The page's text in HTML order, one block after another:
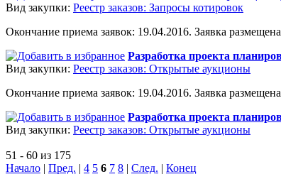
Вид закупки: Реестр заказов: Запросы котировок
Окончание приема заявок: 19.04.2016. Заявка
Разработка проекта
Вид закупки: Реестр заказов: Открытые аукционы
Окончание приема заявок: 19.04.2016. Заявка
Разработка проекта
Вид закупки: Реестр заказов: Открытые аукционы
51 - 60 из 175
Начало | Пред. | 4 5 6 7 8 | След. | Конец